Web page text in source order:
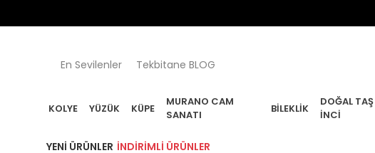
En Sevilenler Tekbitane BLOG
KOLYE YÜZÜK KÜPE
MURANO CAM
SANATI
BILEKLIK
DOĞAL TAŞ
İNCI
YENI ÜRÜNLER İNDIRIMLI ÜRÜNLER